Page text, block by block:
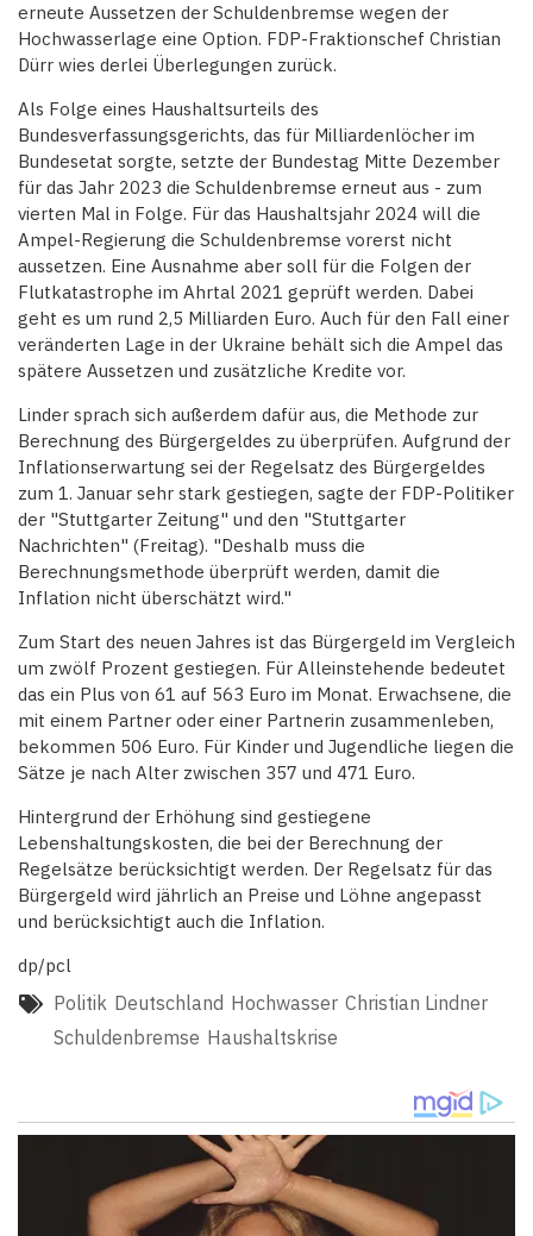
erneute Aussetzen der Schuldenbremse wegen der
Hochwasserlage eine Option. FDP-Fraktionschef Christian
Dürr wies derlei Überlegungen zurück.
Als Folge eines Haushaltsurteils des
Bundesverfassungsgerichts, das für Milliardenlöcher im
Bundesetat sorgte, setzte der Bundestag Mitte Dezember
für das Jahr 2023 die Schuldenbremse erneut aus - zum
vierten Mal in Folge. Für das Haushaltsjahr 2024 will die
Ampel-Regierung die Schuldenbremse vorerst nicht
aussetzen. Eine Ausnahme aber soll für die Folgen der
Flutkatastrophe im Ahrtal 2021 geprüft werden. Dabei
geht es um rund 2,5 Milliarden Euro. Auch für den Fall einer
veränderten Lage in der Ukraine behält sich die Ampel das
spätere Aussetzen und zusätzliche Kredite vor.
Linder sprach sich außerdem dafür aus, die Methode zur
Berechnung des Bürgergeldes zu überprüfen. Aufgrund der
Inflationserwartung sei der Regelsatz des Bürgergeldes
zum 1. Januar sehr stark gestiegen, sagte der FDP-Politiker
der "Stuttgarter Zeitung" und den "Stuttgarter
Nachrichten" (Freitag). "Deshalb muss die
Berechnungsmethode überprüft werden, damit die
Inflation nicht überschätzt wird."
Zum Start des neuen Jahres ist das Bürgergeld im Vergleich
um zwölf Prozent gestiegen. Für Alleinstehende bedeutet
das ein Plus von 61 auf 563 Euro im Monat. Erwachsene, die
mit einem Partner oder einer Partnerin zusammenleben,
bekommen 506 Euro. Für Kinder und Jugendliche liegen die
Sätze je nach Alter zwischen 357 und 471 Euro.
Hintergrund der Erhöhung sind gestiegene
Lebenshaltungskosten, die bei der Berechnung der
Regelsätze berücksichtigt werden. Der Regelsatz für das
Bürgergeld wird jährlich an Preise und Löhne angepasst
und berücksichtigt auch die Inflation.
dp/pcl
Politik Deutschland Hochwasser Christian Lindner
Schuldenbremse Haushaltskrise